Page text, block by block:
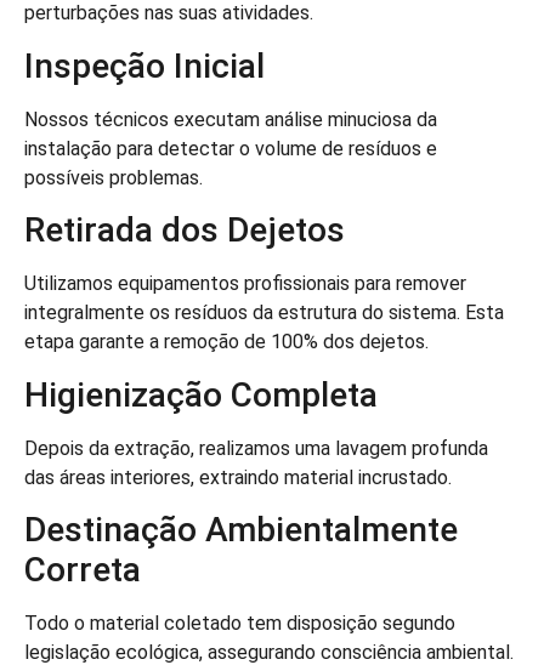
perturbações nas suas atividades.
Inspeção Inicial
Nossos técnicos executam análise minuciosa da
instalação para detectar o volume de resíduos e
possíveis problemas.
Retirada dos Dejetos
Utilizamos equipamentos profissionais para remover
integralmente os resíduos da estrutura do sistema. Esta
etapa garante a remoção de 100% dos dejetos.
Higienização Completa
Depois da extração, realizamos uma lavagem profunda
das áreas interiores, extraindo material incrustado.
Destinação Ambientalmente
Correta
Todo o material coletado tem disposição segundo
legislação ecológica, assegurando consciência ambiental.